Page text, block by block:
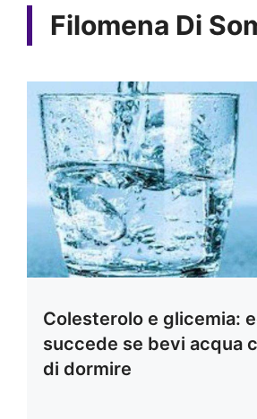
Filomena Di
Colesterolo e glicemia:
succede se bevi acqua
di dormire